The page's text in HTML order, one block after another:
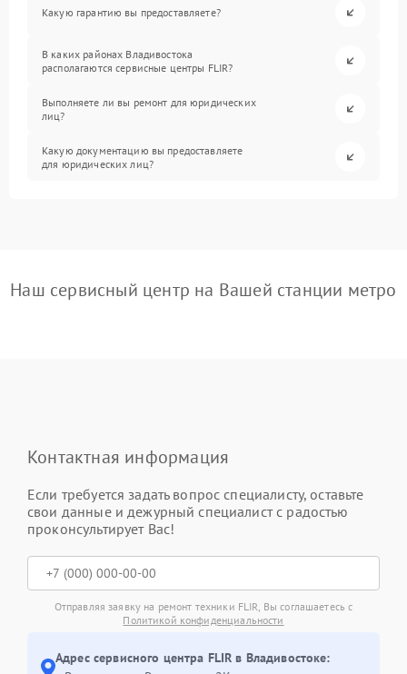
Какую гарантию вы предоставляете?
В каких районах Владивостока
располагаются сервисные центры FLIR?
Выполняете ли вы ремонт для юридических
лиц?
Какую документацию вы предоставляете
для юридических лиц?
Наш сервисный центр на Вашей станции метро
Контактная информация
Если требуется задать вопрос специалисту, оставьте
свои данные и дежурный специалист с радостью
проконсультирует Вас!
Отправляя заявку на ремонт техники FLIR, Вы соглашаетесь с
Политикой конфиденциальности
Адрес сервисного центра FLIR в Владивостоке: